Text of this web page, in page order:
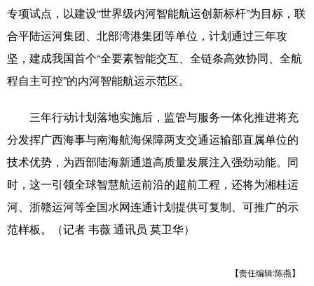
浙江 安徽 福建 江西
山东 河南 湖北 湖南
广东 广西
四川 贵州 云南 西藏
陕西 甘肃 青海 宁夏
新疆 内蒙古 黑龙江
多语种频道
专项试点，以建设“世界级内河智能航运创新标杆”为目标，联
合平陆运河集团、北部湾港集团等单位，计划通过三年攻
坚，建成我国首个“全要素智能交互、全链条高效协同、全航
程自主可控”的内河智能航运示范区。
三年行动计划落地实施后，监管与服务一体化推进将充
分发挥广西海事与南海航海保障两支交通运输部直属单位的
技术优势，为西部陆海新通道高质量发展注入强劲动能。同
时，这一引领全球智慧航运前沿的超前工程，还将为湘桂运
河、浙赣运河等全国水网连通计划提供可复制、可推广的示
范样板。（记者 韦薇 通讯员 莫卫华）
【责任编辑:陈燕】